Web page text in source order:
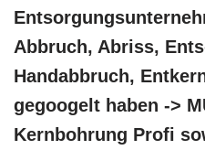
Abbruch, Abriss,
Handabbruch,
gegoogelt haben ->
Kernbohrung Profi